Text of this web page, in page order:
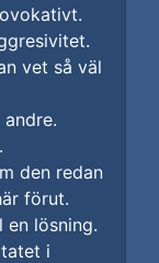
vet så väl
den redan
förut.
en lösning.
i